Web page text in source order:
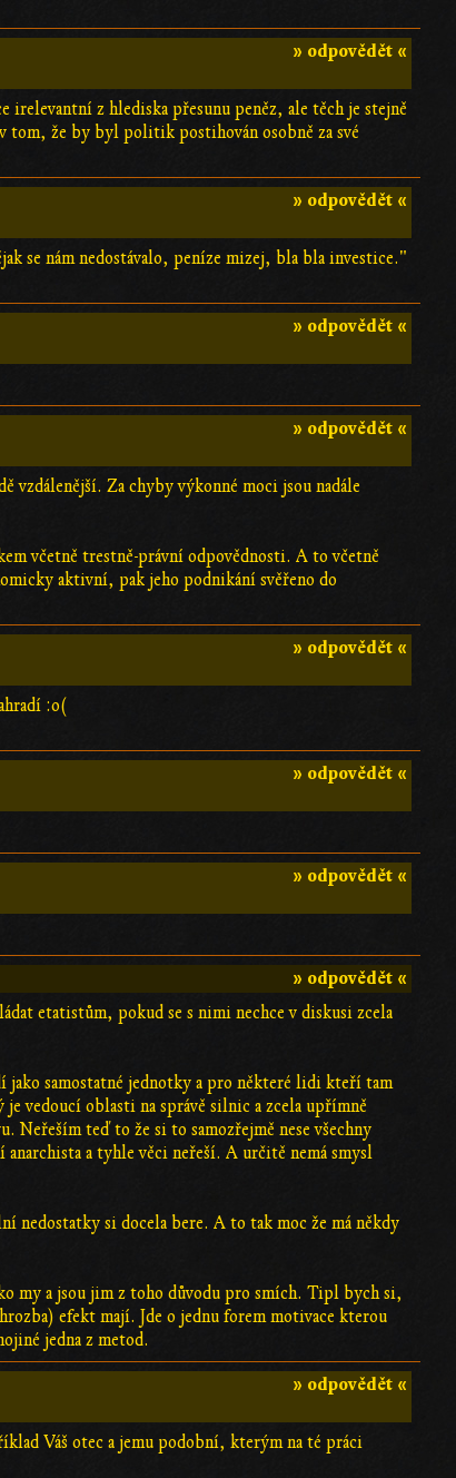
» odpovědět «
z hlediska přesunu peněz, ale těch je stejně
tom, že by byl politik postihován osobně za své
» odpovědět «
se nám nedostávalo, peníze mizej, bla bla investice."
» odpovědět «
» odpovědět «
vzdálenější. Za chyby výkonné moci jsou nadále
včetně trestně-právní odpovědnosti. A to včetně
aktivní, pak jeho podnikání svěřeno do
» odpovědět «
:o(
» odpovědět «
» odpovědět «
» odpovědět «
etatistům, pokud se s nimi nechce v diskusi zcela
jako samostatné jednotky a pro některé lidi kteří tam
vedoucí oblasti na správě silnic a zcela upřímně
Neřeším teď to že si to samozřejmě nese všechny
a tyhle věci neřeší. A určitě nemá smysl
nedostatky si docela bere. A to tak moc že má někdy
my a jsou jim z toho důvodu pro smích. Tipl bych si,
efekt mají. Jde o jednu forem motivace kterou
jedna z metod.
» odpovědět «
Váš otec a jemu podobní, kterým na té práci